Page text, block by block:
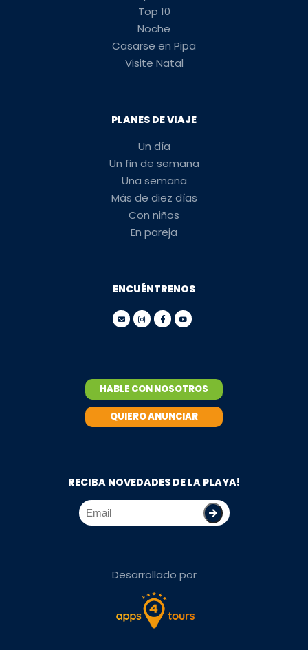
Top 10
Noche
Casarse en Pipa
Visite Natal
PLANES DE VIAJE
Un día
Un fin de semana
Una semana
Más de diez días
Con niños
En pareja
ENCUÉNTRENOS
HABLE CON NOSOTROS
QUIERO ANUNCIAR
RECIBA NOVEDADES DE LA PLAYA!
Desarrollado por